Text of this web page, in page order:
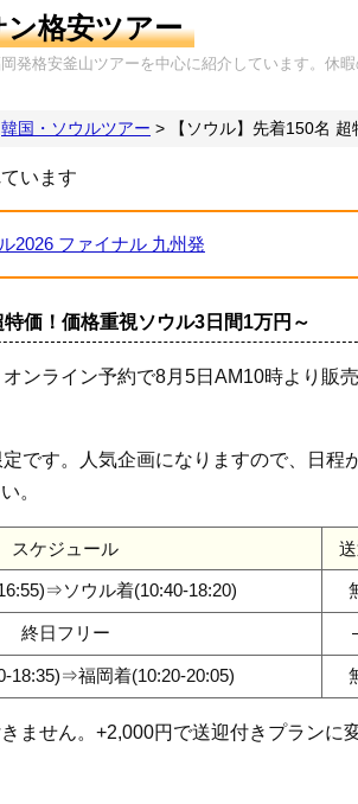
格安ツアー
発格安釜山ツアーを中心に紹介しています。休
韓国・ソウルツアー > 【ソウル】先着150名
います
2026 ファイナル 九州発
特価！価格重視ソウル3日間1万円～
ンライン予約で8月5日AM10時より販
です。人気企画になりますので、日程
。
スケジュール
ソウル着(10:40-18:20)
終日フリー
18:35)⇒福岡着(10:20-20:05)
ません。+2,000円で送迎付きプランに